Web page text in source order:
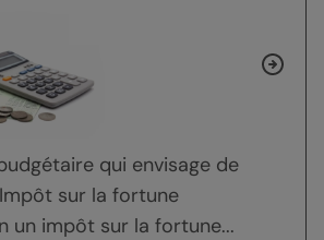
qui envisage de
sur la fortune
un impôt sur la fortune...